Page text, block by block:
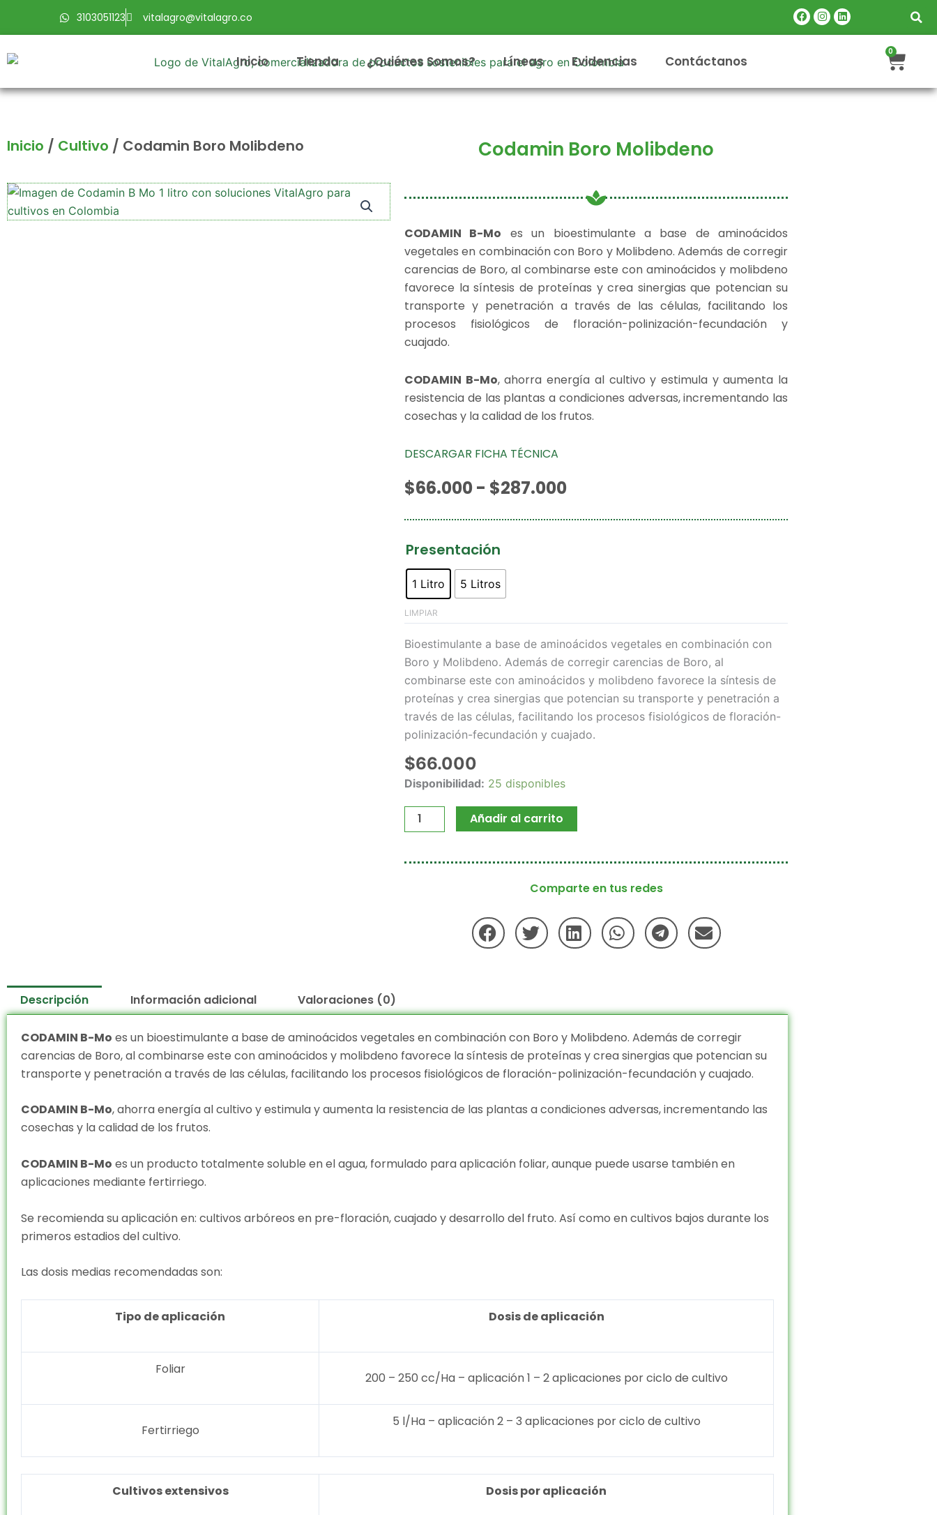
3103051123 vitalagro@vitalagro.co Facebook
Instagram
Linkedin
Inicio Tienda ¿Quiénes Somos? Líneas Evidencias Contáctanos
0
Inicio / Cultivo / Codamin Boro Molibdeno Codamin Boro Molibdeno
CODAMIN B-Mo es un bioestimulante a base de aminoácidos
vegetales en combinación con Boro y Molibdeno. Además de corregir
carencias de Boro, al combinarse este con aminoácidos y molibdeno
favorece la síntesis de proteínas y crea sinergias que potencian su
transporte y penetración a través de las células, facilitando los
procesos fisiológicos de floración-polinización-fecundación y
cuajado.
CODAMIN B-Mo, ahorra energía al cultivo y estimula y aumenta la
resistencia de las plantas a condiciones adversas, incrementando las
cosechas y la calidad de los frutos.
DESCARGAR FICHA TÉCNICA
$66.000- $287.000Rango
precios:
Presentación
1 Litro 5 Litros
LIMPIAR
Bioestimulante a base de aminoácidos vegetales en combinación con
Boro y Molibdeno. Además de corregir carencias de Boro, al
combinarse este con aminoácidos y molibdeno favorece la síntesis de
proteínas y crea sinergias que potencian su transporte y penetración a
través de las células, facilitando los procesos fisiológicos de floración-
polinización-fecundación y cuajado.
$66.000
Disponibilidad: 25 disponibles
Codamin
Boro
Molibdeno
cantidad
Añadir al carrito
Comparte en tus redes
Descripción Información adicional Valoraciones (0)
CODAMIN B-Mo es un bioestimulante a base de aminoácidos vegetales en combinación con Boro y Molibdeno. Además de corregir
carencias de Boro, al combinarse este con aminoácidos y molibdeno favorece la síntesis de proteínas y crea sinergias que potencian su
transporte y penetración a través de las células, facilitando los procesos fisiológicos de floración-polinización-fecundación y cuajado.
CODAMIN B-Mo, ahorra energía al cultivo y estimula y aumenta la resistencia de las plantas a condiciones adversas, incrementando las
cosechas y la calidad de los frutos.
CODAMIN B-Mo es un producto totalmente soluble en el agua, formulado para aplicación foliar, aunque puede usarse también en
aplicaciones mediante fertirriego.
Se recomienda su aplicación en: cultivos arbóreos en pre-floración, cuajado y desarrollo del fruto. Así como en cultivos bajos durante los
primeros estadios del cultivo.
Las dosis medias recomendadas son:
Tipo de aplicación Dosis de aplicación
Foliar
200 – 250 cc/Ha – aplicación 1 – 2 aplicaciones por ciclo de cultivo
Fertirriego
5 l/Ha – aplicación 2 – 3 aplicaciones por ciclo de cultivo
Cultivos extensivos Dosis por aplicación